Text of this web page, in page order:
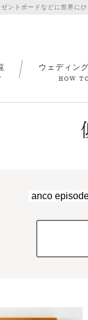
ントボードなどに世界にひ
ウェディン
HOW